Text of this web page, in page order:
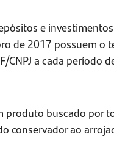
e
de 2017 possuem o
CNPJ a cada período
produto buscado por
conservador ao